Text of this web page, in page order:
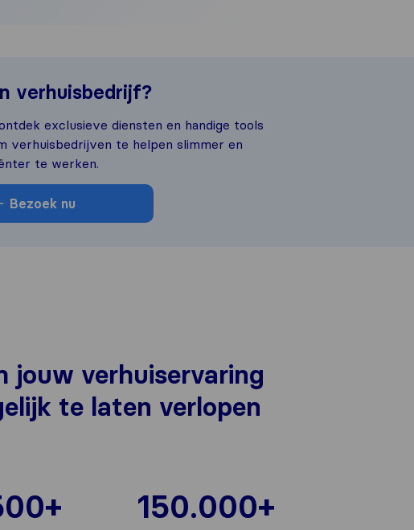
verhuisbedrijf?
exclusieve diensten en handige tools
verhuisbedrijven te helpen slimmer en
te werken.
Bezoek nu
jouw verhuiservaring
te laten verlopen
150.000+